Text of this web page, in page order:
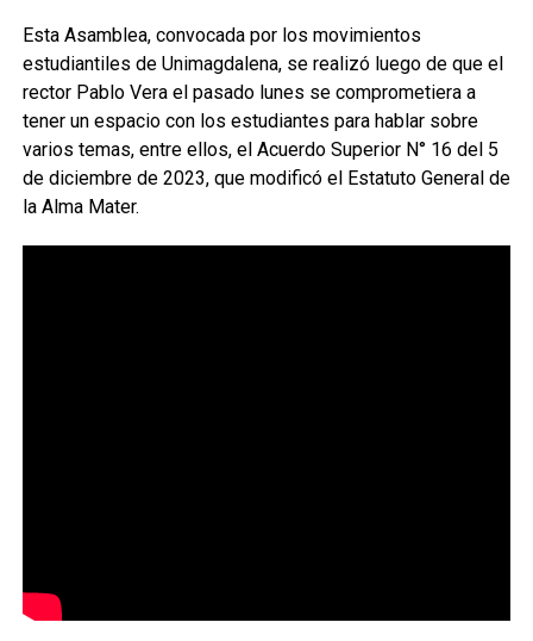
Esta Asamblea, convocada por los movimientos
estudiantiles de Unimagdalena, se realizó luego de que el
rector Pablo Vera el pasado lunes se comprometiera a
tener un espacio con los estudiantes para hablar sobre
varios temas, entre ellos, el Acuerdo Superior N° 16 del 5
de diciembre de 2023, que modificó el Estatuto General de
la Alma Mater.